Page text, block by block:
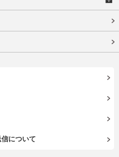
について